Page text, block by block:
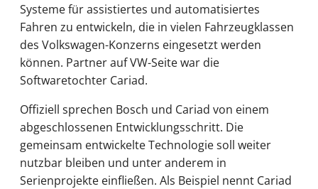
Systeme für assistiertes und automatisiertes
Fahren zu entwickeln, die in vielen Fahrzeugklassen
des Volkswagen-Konzerns eingesetzt werden
können. Partner auf VW-Seite war die
Softwaretochter Cariad.
Offiziell sprechen Bosch und Cariad von einem
abgeschlossenen Entwicklungsschritt. Die
gemeinsam entwickelte Technologie soll weiter
nutzbar bleiben und unter anderem in
Serienprojekte einfließen. Als Beispiel nennt Cariad